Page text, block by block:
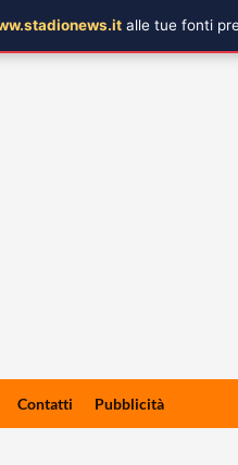
Contatti Pubblicità
alle tue fonti